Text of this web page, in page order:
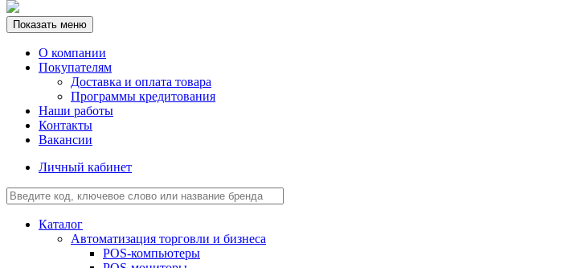
Показать меню
О компании
Покупателям
Доставка и оплата товара
Программы кредитования
Наши работы
Контакты
Вакансии
Личный кабинет
Каталог
Автоматизация торговли и бизнеса
POS-компьютеры